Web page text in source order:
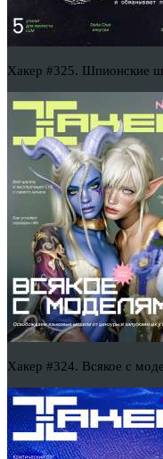
Хакер #325. Шпионские
Хакер #324. Всякое с